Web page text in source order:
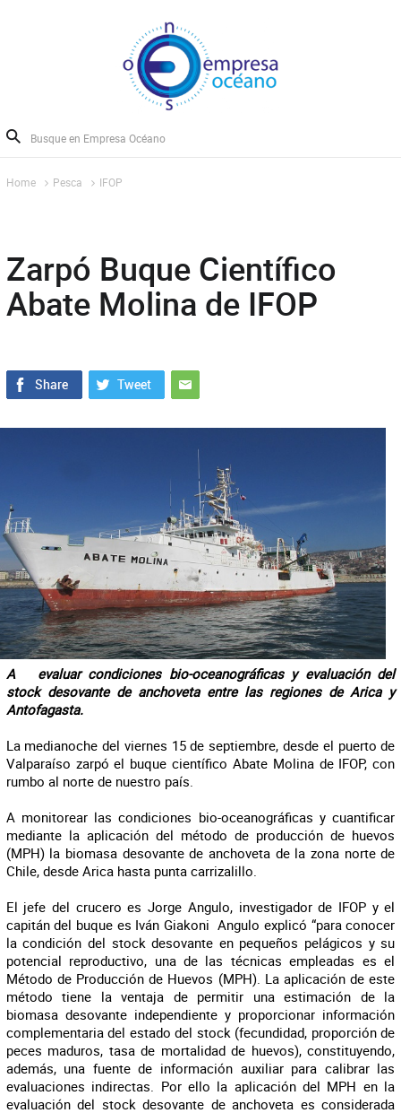
Home Pesca IFOP
Zarpó Buque Científico
Abate Molina de IFOP
A evaluar condiciones bio-oceanográficas y evaluación del
stock desovante de anchoveta entre las regiones de Arica y
Antofagasta.
La medianoche del viernes 15 de septiembre, desde el puerto de
Valparaíso zarpó el buque científico Abate Molina de IFOP, con
rumbo al norte de nuestro país.
A monitorear las condiciones bio-oceanográficas y cuantificar
mediante la aplicación del método de producción de huevos
(MPH) la biomasa desovante de anchoveta de la zona norte de
Chile, desde Arica hasta punta carrizalillo.
El jefe del crucero es Jorge Angulo, investigador de IFOP y el
capitán del buque es Iván Giakoni Angulo explicó “para conocer
la condición del stock desovante en pequeños pelágicos y su
potencial reproductivo, una de las técnicas empleadas es el
Método de Producción de Huevos (MPH). La aplicación de este
método tiene la ventaja de permitir una estimación de la
biomasa desovante independiente y proporcionar información
complementaria del estado del stock (fecundidad, proporción de
peces maduros, tasa de mortalidad de huevos), constituyendo,
además, una fuente de información auxiliar para calibrar las
evaluaciones indirectas. Por ello la aplicación del MPH en la
evaluación del stock desovante de anchoveta es considerada